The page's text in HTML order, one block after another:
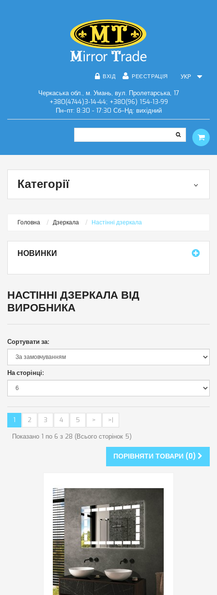
УКР
ВХІД РЕЄСТРАЦІЯ
Черкаська обл., м. Умань, вул. Пролетарська, 17
+380(4744)3-14-44; +380(96) 154-13-99
Пн–пт: 8:30 - 17:30 Сб–Нд: вихідний
Категорії
Головна Дзеркала Настінні дзеркала
НОВИНКИ
НАСТІННІ ДЗЕРКАЛА ВІД
ВИРОБНИКА
Сортувати за:
На сторінці:
1 2 3 4 5 >
>|
Показано 1 по 6 з 28 (Всього сторінок 5)
ПОРІВНЯТИ ТОВАРИ (0)